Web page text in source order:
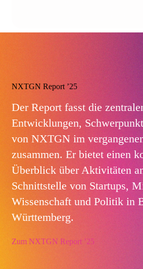
NXTGN Report ’25
Der Report fasst die
Entwicklungen,
von NXTGN im
zusammen. Er bietet einen
Überblick über Aktivitäten
Schnittstelle von Startups,
Wissenschaft und Politik in
Württemberg.
Zum NXTGN Report ’25